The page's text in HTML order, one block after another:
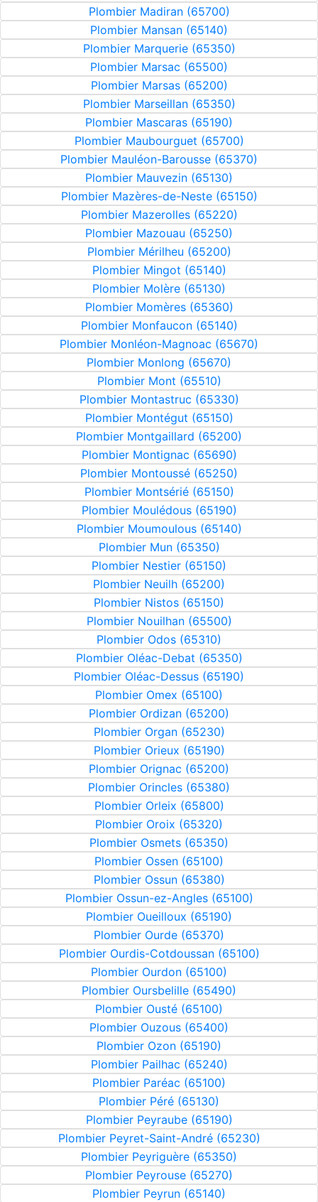
Plombier Madiran (65700)
Plombier Mansan (65140)
Plombier Marquerie (65350)
Plombier Marsac (65500)
Plombier Marsas (65200)
Plombier Marseillan (65350)
Plombier Mascaras (65190)
Plombier Maubourguet (65700)
Plombier Mauléon-Barousse (65370)
Plombier Mauvezin (65130)
Plombier Mazères-de-Neste (65150)
Plombier Mazerolles (65220)
Plombier Mazouau (65250)
Plombier Mérilheu (65200)
Plombier Mingot (65140)
Plombier Molère (65130)
Plombier Momères (65360)
Plombier Monfaucon (65140)
Plombier Monléon-Magnoac (65670)
Plombier Monlong (65670)
Plombier Mont (65510)
Plombier Montastruc (65330)
Plombier Montégut (65150)
Plombier Montgaillard (65200)
Plombier Montignac (65690)
Plombier Montoussé (65250)
Plombier Montsérié (65150)
Plombier Moulédous (65190)
Plombier Moumoulous (65140)
Plombier Mun (65350)
Plombier Nestier (65150)
Plombier Neuilh (65200)
Plombier Nistos (65150)
Plombier Nouilhan (65500)
Plombier Odos (65310)
Plombier Oléac-Debat (65350)
Plombier Oléac-Dessus (65190)
Plombier Omex (65100)
Plombier Ordizan (65200)
Plombier Organ (65230)
Plombier Orieux (65190)
Plombier Orignac (65200)
Plombier Orincles (65380)
Plombier Orleix (65800)
Plombier Oroix (65320)
Plombier Osmets (65350)
Plombier Ossen (65100)
Plombier Ossun (65380)
Plombier Ossun-ez-Angles (65100)
Plombier Oueilloux (65190)
Plombier Ourde (65370)
Plombier Ourdis-Cotdoussan (65100)
Plombier Ourdon (65100)
Plombier Oursbelille (65490)
Plombier Ousté (65100)
Plombier Ouzous (65400)
Plombier Ozon (65190)
Plombier Pailhac (65240)
Plombier Paréac (65100)
Plombier Péré (65130)
Plombier Peyraube (65190)
Plombier Peyret-Saint-André (65230)
Plombier Peyriguère (65350)
Plombier Peyrouse (65270)
Plombier Peyrun (65140)